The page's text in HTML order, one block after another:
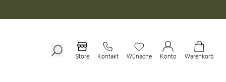
Store Kontakt Wünsche Konto Warenkorb